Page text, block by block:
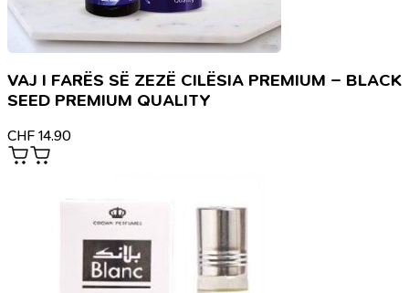
VAJ I FARËS SË ZEZË CILËSIA PREMIUM – BLACK
SEED PREMIUM QUALITY
CHF 14.90